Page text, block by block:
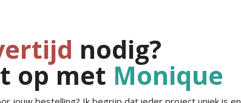
nodig?
op met Monique